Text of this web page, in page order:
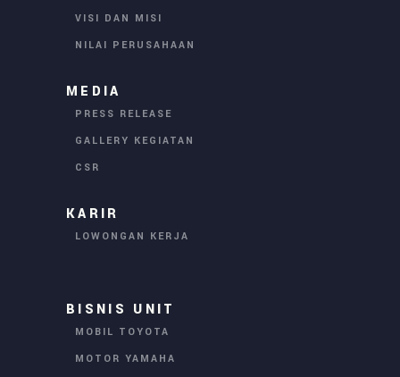
VISI DAN MISI
NILAI PERUSAHAAN
MEDIA
PRESS RELEASE
GALLERY KEGIATAN
CSR
KARIR
LOWONGAN KERJA
BISNIS UNIT
MOBIL TOYOTA
MOTOR YAMAHA